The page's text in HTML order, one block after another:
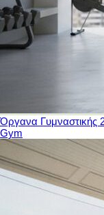
Όργανα Γυμναστικής
Gym